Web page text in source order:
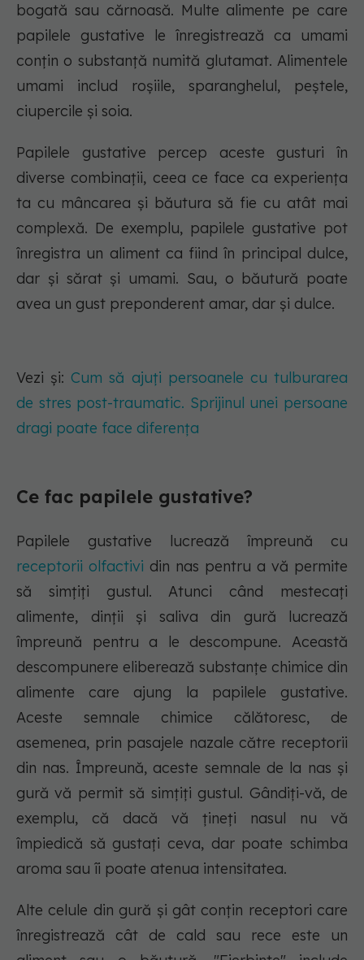
bogată sau cărnoasă. Multe alimente pe care
papilele gustative le înregistrează ca umami
conțin o substanță numită glutamat. Alimentele
umami includ roșiile, sparanghelul, peștele,
ciupercile și soia.
Papilele gustative percep aceste gusturi în
diverse combinații, ceea ce face ca experiența
ta cu mâncarea și băutura să fie cu atât mai
complexă. De exemplu, papilele gustative pot
înregistra un aliment ca fiind în principal dulce,
dar și sărat și umami. Sau, o băutură poate
avea un gust preponderent amar, dar și dulce.
Vezi și:Cum să ajuți persoanele cu tulburarea
de stres post-traumatic. Sprijinul unei persoane
dragi poate face diferența
Ce fac papilele gustative?
Papilele gustative lucrează împreună cu
receptorii olfactivi din nas pentru a vă permite
să simțiți gustul. Atunci când mestecați
alimente, dinții și saliva din gură lucrează
împreună pentru a le descompune. Această
descompunere eliberează substanțe chimice din
alimente care ajung la papilele gustative.
Aceste semnale chimice călătoresc, de
asemenea, prin pasajele nazale către receptorii
din nas. Împreună, aceste semnale de la nas și
gură vă permit să simțiți gustul. Gândiți-vă, de
exemplu, că dacă vă țineți nasul nu vă
împiedică să gustați ceva, dar poate schimba
aroma sau îi poate atenua intensitatea.
Alte celule din gură și gât conțin receptori care
înregistrează cât de cald sau rece este un